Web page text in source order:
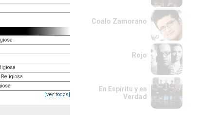
[ver todas]
Coalo Zamorano
Rojo
En Espiritu y en
Verdad